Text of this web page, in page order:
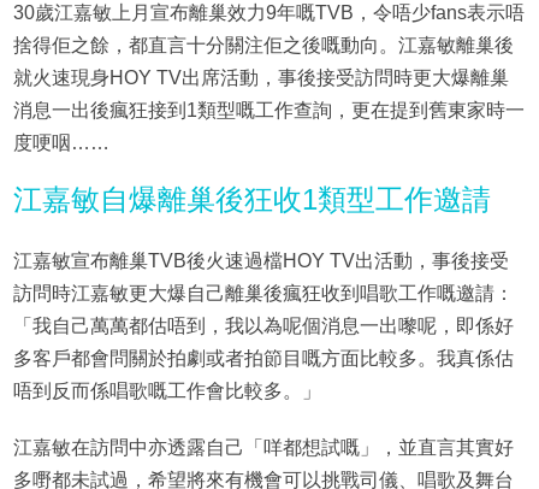
30歲江嘉敏上月宣布離巢效力9年嘅TVB，令唔少fans表示唔
捨得佢之餘，都直言十分關注佢之後嘅動向。江嘉敏離巢後
就火速現身HOY TV出席活動，事後接受訪問時更大爆離巢
消息一出後瘋狂接到1類型嘅工作查詢，更在提到舊東家時一
度哽咽……
江嘉敏自爆離巢後狂收1類型工作邀請
江嘉敏宣布離巢TVB後火速過檔HOY TV出活動，事後接受
訪問時江嘉敏更大爆自己離巢後瘋狂收到唱歌工作嘅邀請：
「我自己萬萬都估唔到，我以為呢個消息一出嚟呢，即係好
多客戶都會問關於拍劇或者拍節目嘅方面比較多。我真係估
唔到反而係唱歌嘅工作會比較多。」
江嘉敏在訪問中亦透露自己「咩都想試嘅」，並直言其實好
多嘢都未試過，希望將來有機會可以挑戰司儀、唱歌及舞台